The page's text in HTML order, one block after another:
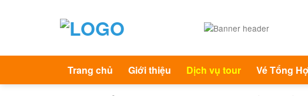
Trang chủ Giới thiệu Dịch vụ tour Vé Tổng